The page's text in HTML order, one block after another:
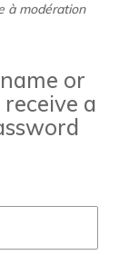
à modération
or
a